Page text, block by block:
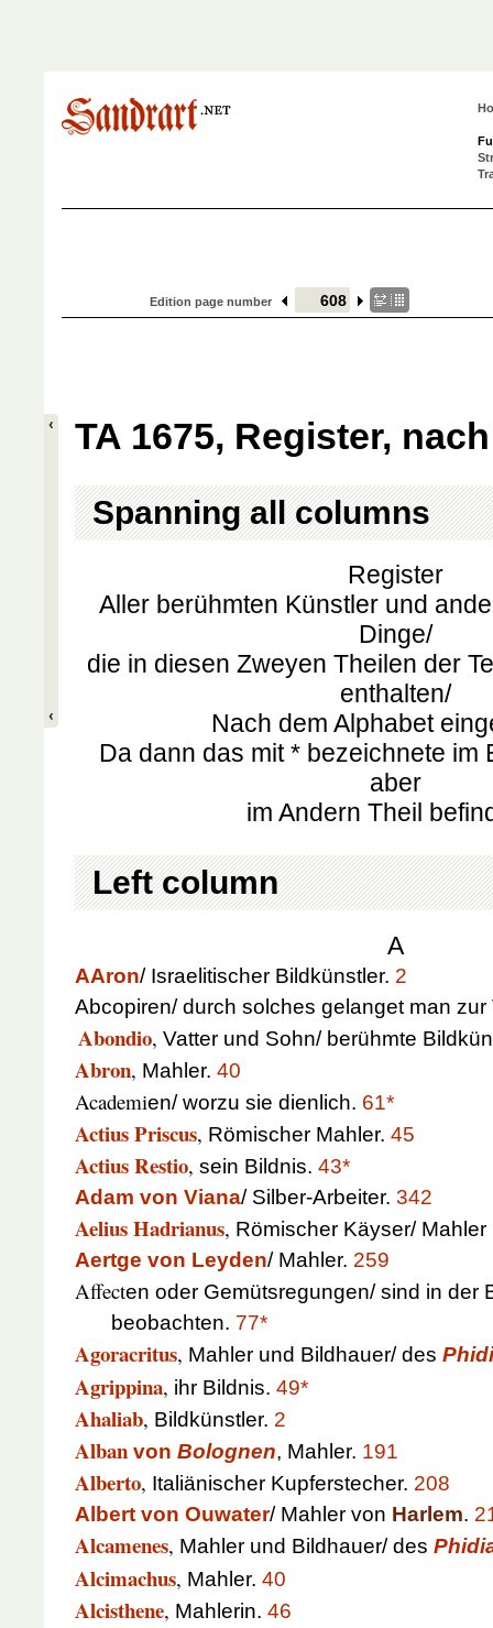
Edition page number
TA 1675, Register,
Spanning all columns
Register
Aller berühmten Künstler und
Dinge/
die in diesen Zweyen Theilen der
enthalten/
Nach dem Alphabet
Da dann das mit * bezeichnete im
aber
im Andern Theil
Left column
A
AAron/ Israelitischer Bildkünstler. 2
Abcopiren/ durch solches gelanget man
Abondio, Vatter und Sohn/ berühmte
Abron, Mahler. 40
Academien/ worzu sie dienlich. 61*
Actius Priscus, Römischer Mahler. 45
Actius Restio, sein Bildnis. 43*
Adam von Viana/ Silber-Arbeiter. 342
Aelius Hadrianus, Römischer Käyser/
Aertge von Leyden/ Mahler. 259
Affecten oder Gemütsregungen/ sind in der
beobachten. 77*
Agoracritus, Mahler und Bildhauer/ des
Agrippina, ihr Bildnis. 49*
Ahaliab, Bildkünstler. 2
Alban von Bolognen, Mahler. 191
Alberto, Italiänischer Kupferstecher. 208
Albert von Ouwater/ Mahler von Harlem.
Alcamenes, Mahler und Bildhauer/ des
Alcimachus, Mahler. 40
Alcisthene, Mahlerin. 46